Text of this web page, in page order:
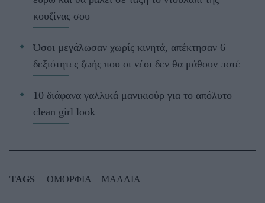
κουζίνας σου
Όσοι μεγάλωσαν χωρίς κινητά, απέκτησαν 6
δεξιότητες ζωής που οι νέοι δεν θα μάθουν ποτέ
10 διάφανα γαλλικά μανικιούρ για το απόλυτο
clean girl look
TAGS ΟΜΟΡΦΙΑ ΜΑΛΛΙΑ